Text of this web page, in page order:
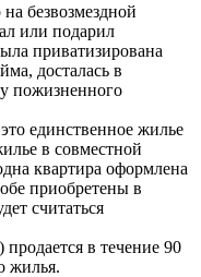
безвозмездной
или подарил
приватизирована
досталась в
пожизненного
единственное жилье
в совместной
квартира оформлена
приобретены в
считаться
в течение 90
жилья.